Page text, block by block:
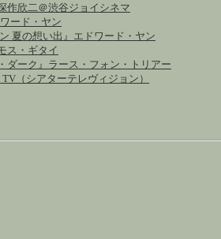
作欣二＠渋谷ジョイシネマ
ード・ヤン
夏の想い出』エドワード・ヤン
ス・ギタイ
ダーク』ラース・フォン・トリアー
（シアターテレヴィジョン）